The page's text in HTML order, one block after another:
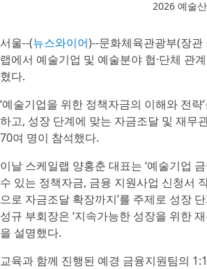
2026 예술
서울--(뉴스와이어)--문화체육관광부(장
랩에서 예술기업 및 예술분야 협·단체 관
혔다.
‘예술기업을 위한 정책자금의 이해와 전
하고, 성장 단계에 맞는 자금조달 및 재무
70여 명이 참석했다.
이날 스케일랩 양홍춘 대표는 ‘예술기업
수 있는 정책자금, 금융 지원사업 신청서
으로 자금조달 확장까지’를 주제로 성장
성규 부회장은 ‘지속가능한 성장을 위한
을 설명했다.
교육과 함께 진행된 예경 금융지원팀의